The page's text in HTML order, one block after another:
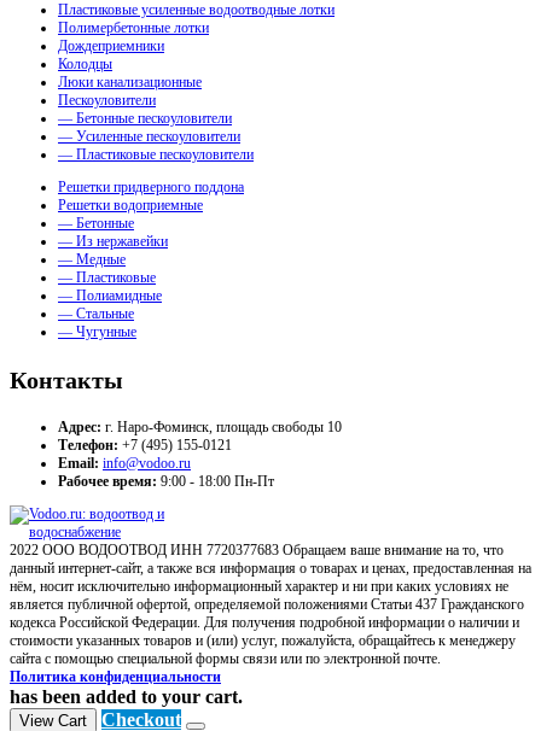
Пластиковые усиленные водоотводные лотки
Полимербетонные лотки
Дождеприемники
Колодцы
Люки канализационные
Пескоуловители
— Бетонные пескоуловители
— Усиленные пескоуловители
— Пластиковые пескоуловители
Решетки придверного поддона
Решетки водоприемные
— Бетонные
— Из нержавейки
— Медные
— Пластиковые
— Полиамидные
— Стальные
— Чугунные
Контакты
Адрес: г. Наро-Фоминск, площадь свободы 10
Телефон: +7 (495) 155-0121
Email: info@vodoo.ru
Рабочее время: 9:00 - 18:00 Пн-Пт
2022 ООО ВОДООТВОД ИНН 7720377683 Обращаем ваше внимание на то, что
данный интернет-сайт, а также вся информация о товарах и ценах, предоставленная на
нём, носит исключительно информационный характер и ни при каких условиях не
является публичной офертой, определяемой положениями Статьи 437 Гражданского
кодекса Российской Федерации. Для получения подробной информации о наличии и
стоимости указанных товаров и (или) услуг, пожалуйста, обращайтесь к менеджеру
сайта с помощью специальной формы связи или по электронной почте.
Политика конфиденциальности
has been added to your cart.
View Cart Checkout